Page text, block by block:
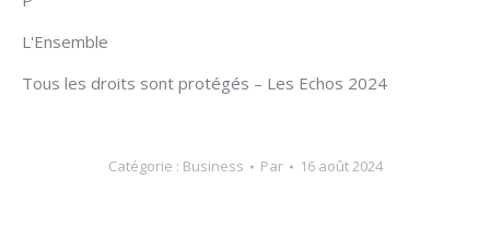
L'Ensemble
Tous les droits sont protégés – Les Echos 2024
Catégorie : Business Par 16 août 2024